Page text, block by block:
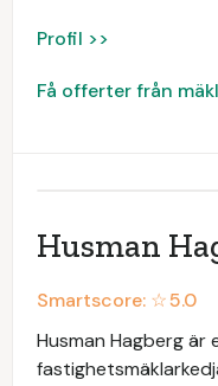
Profil >>
Få offerter från
Husman
Smartscore: ☆5.0
Husman Hagberg är